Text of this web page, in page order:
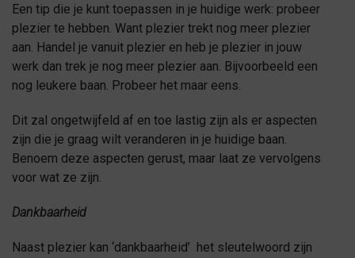
Een tip die je kunt toepassen in je huidige werk: probeer
plezier te hebben. Want plezier trekt nog meer plezier
aan. Handel je vanuit plezier en heb je plezier in jouw
werk dan trek je nog meer plezier aan. Bijvoorbeeld een
nog leukere baan. Probeer het maar eens.
Dit zal ongetwijfeld af en toe lastig zijn als er aspecten
zijn die je graag wilt veranderen in je huidige baan.
Benoem deze aspecten gerust, maar laat ze vervolgens
voor wat ze zijn.
Dankbaarheid
Naast plezier kan ‘dankbaarheid’ het sleutelwoord zijn